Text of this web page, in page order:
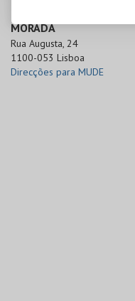
MORADA
Rua Augusta, 24
1100-053 Lisboa
Direcções para MUDE